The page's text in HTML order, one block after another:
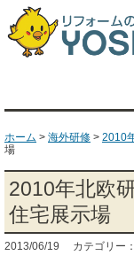
ホーム > 海外研修 > 2010
場
2010年北欧
住宅展示場
2013/06/19 カテゴリー：